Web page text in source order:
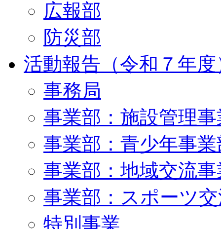
広報部
防災部
活動報告（令和７年度
事務局
事業部：施設管理
事業部：青少年事業
事業部：地域交流
事業部：スポーツ
特別事業